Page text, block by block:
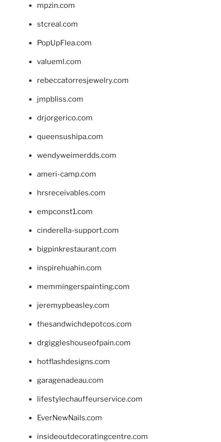
mpzin.com
stcreal.com
PopUpFlea.com
valueml.com
rebeccatorresjewelry.com
jmpbliss.com
drjorgerico.com
queensushipa.com
wendyweimerdds.com
ameri-camp.com
hrsreceivables.com
empconst1.com
cinderella-support.com
bigpinkrestaurant.com
inspirehuahin.com
memmingerspainting.com
jeremypbeasley.com
thesandwichdepotcos.com
drgiggleshouseofpain.com
hotflashdesigns.com
garagenadeau.com
lifestylechauffeurservice.com
EverNewNails.com
insideoutdecoratingcentre.com